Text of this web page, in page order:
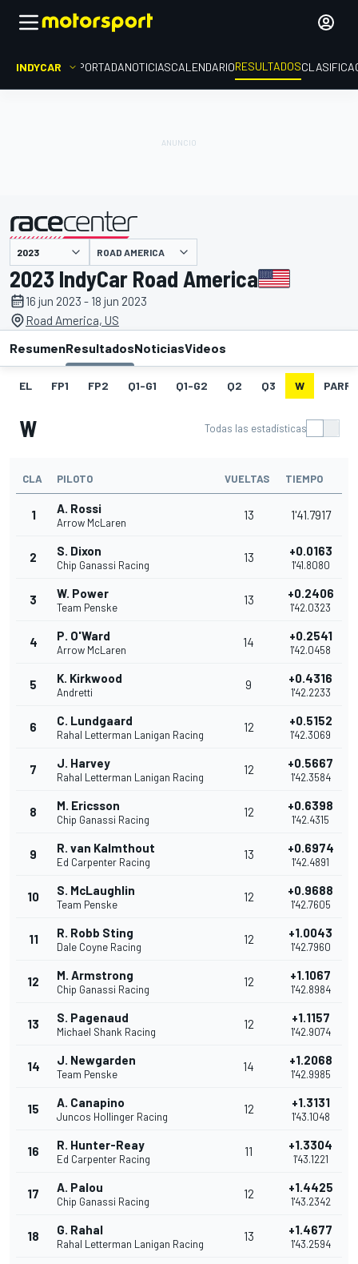
INDYCAR PORTADANOTICIASCALENDARIORESULTADOS
presentado por ROAD AMERICA
2023 IndyCar Road America
16 jun 2023 - 18 jun 2023
Road America, US
ResumenResultadosNoticiasVideos
EL FP1 FP2 Q1-G1 Q1-G2 Q2 Q3 W
W Todas las estadísticas
CLA PILOTO VUELTAS TIEMPO
1 A. Rossi
Arrow McLaren
13 1'41.7917
2 S. Dixon
Chip Ganassi Racing
13 +0.0163
1'41.8080
3 W. Power
Team Penske
13 +0.2406
1'42.0323
4 P. O'Ward
Arrow McLaren
14 +0.2541
1'42.0458
5 K. Kirkwood
Andretti
9 +0.4316
1'42.2233
6 C. Lundgaard
Rahal Letterman Lanigan Racing
12 +0.5152
1'42.3069
7 J. Harvey
Rahal Letterman Lanigan Racing
12 +0.5667
1'42.3584
8 M. Ericsson
Chip Ganassi Racing
12 +0.6398
1'42.4315
9 R. van Kalmthout
Ed Carpenter Racing
13 +0.6974
1'42.4891
10 S. McLaughlin
Team Penske
12 +0.9688
1'42.7605
11 R. Robb Sting
Dale Coyne Racing
12 +1.0043
1'42.7960
12 M. Armstrong
Chip Ganassi Racing
12 +1.1067
1'42.8984
13 S. Pagenaud
Michael Shank Racing
12 +1.1157
1'42.9074
14 J. Newgarden
Team Penske
14 +1.2068
1'42.9985
15 A. Canapino
Juncos Hollinger Racing
12 +1.3131
1'43.1048
16 R. Hunter-Reay
Ed Carpenter Racing
11 +1.3304
1'43.1221
17 A. Palou
Chip Ganassi Racing
12 +1.4425
1'43.2342
18 G. Rahal
Rahal Letterman Lanigan Racing
13 +1.4677
1'43.2594